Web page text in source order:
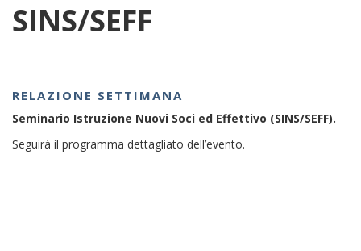
SINS/SEFF
RELAZIONE SETTIMANA
Seminario Istruzione Nuovi Soci ed Effettivo (SINS/SEFF).
Seguirà il programma dettagliato dell’evento.